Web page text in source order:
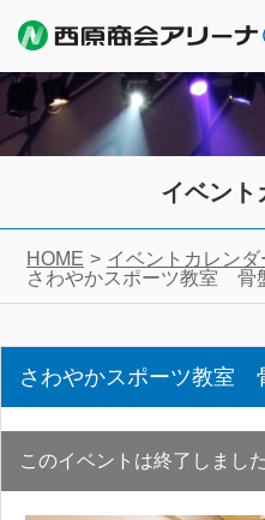
イベント
HOME
イベントカレンダ
さわやかスポーツ教室 骨
さわやかスポーツ教室
このイベントは終了しまし